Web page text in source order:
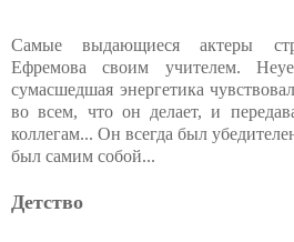
Самые выдающиеся актеры
Ефремова своим учителем.
сумасшедшая энергетика
во всем, что он делает, и
коллегам... Он всегда был
был самим собой...
Детство